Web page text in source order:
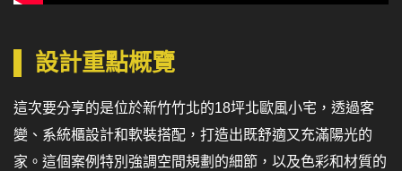
設計重點概覽
這次要分享的是位於新竹竹北的18坪北歐風小宅，透過客
變、系統櫃設計和軟裝搭配，打造出既舒適又充滿陽光的
家。這個案例特別強調空間規劃的細節，以及色彩和材質的